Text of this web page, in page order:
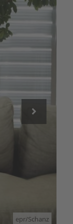
epr/Schanz